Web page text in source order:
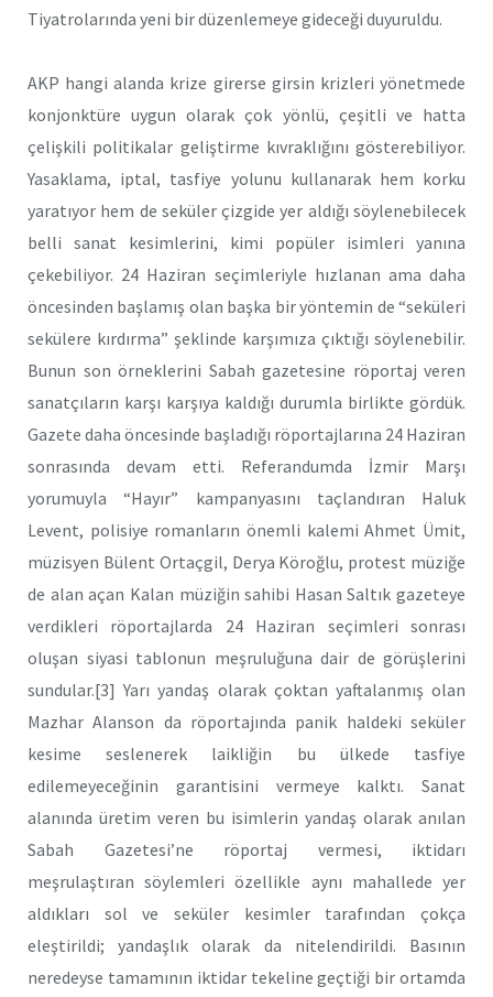
Tiyatrolarında yeni bir düzenlemeye gideceği duyuruldu.
AKP hangi alanda krize girerse girsin krizleri yönetmede
konjonktüre uygun olarak çok yönlü, çeşitli ve hatta
çelişkili politikalar geliştirme kıvraklığını gösterebiliyor.
Yasaklama, iptal, tasfiye yolunu kullanarak hem korku
yaratıyor hem de seküler çizgide yer aldığı söylenebilecek
belli sanat kesimlerini, kimi popüler isimleri yanına
çekebiliyor. 24 Haziran seçimleriyle hızlanan ama daha
öncesinden başlamış olan başka bir yöntemin de “seküleri
sekülere kırdırma” şeklinde karşımıza çıktığı söylenebilir.
Bunun son örneklerini Sabah gazetesine röportaj veren
sanatçıların karşı karşıya kaldığı durumla birlikte gördük.
Gazete daha öncesinde başladığı röportajlarına 24 Haziran
sonrasında devam etti. Referandumda İzmir Marşı
yorumuyla “Hayır” kampanyasını taçlandıran Haluk
Levent, polisiye romanların önemli kalemi Ahmet Ümit,
müzisyen Bülent Ortaçgil, Derya Köroğlu, protest müziğe
de alan açan Kalan müziğin sahibi Hasan Saltık gazeteye
verdikleri röportajlarda 24 Haziran seçimleri sonrası
oluşan siyasi tablonun meşruluğuna dair de görüşlerini
sundular.[3] Yarı yandaş olarak çoktan yaftalanmış olan
Mazhar Alanson da röportajında panik haldeki seküler
kesime seslenerek laikliğin bu ülkede tasfiye
edilemeyeceğinin garantisini vermeye kalktı. Sanat
alanında üretim veren bu isimlerin yandaş olarak anılan
Sabah Gazetesi’ne röportaj vermesi, iktidarı
meşrulaştıran söylemleri özellikle aynı mahallede yer
aldıkları sol ve seküler kesimler tarafından çokça
eleştirildi; yandaşlık olarak da nitelendirildi. Basının
neredeyse tamamının iktidar tekeline geçtiği bir ortamda